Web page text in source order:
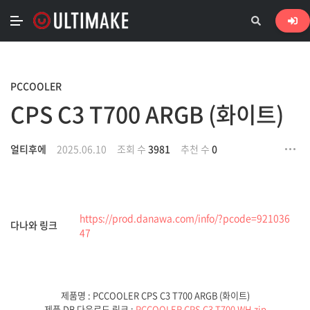
PCCOOLER
CPS C3 T700 ARGB (화이트)
얼티후에 2025.06.10 조회 수 3981 추천 수 0
다나와 링크
https://prod.danawa.com/info/?pcode=921036
47
제품명 : PCCOOLER CPS C3 T700 ARGB (화이트)